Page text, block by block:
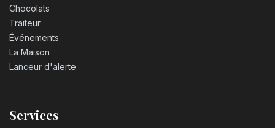
Chocolats
Traiteur
Événements
La Maison
Lanceur d'alerte
Services